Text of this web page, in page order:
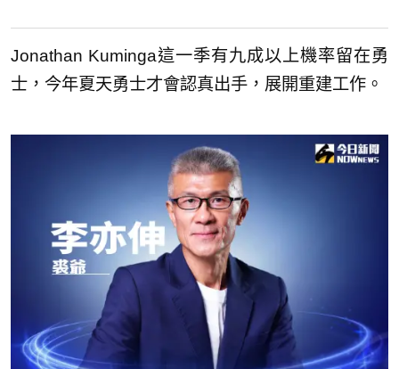
Jonathan Kuminga這一季有九成以上機率留在勇
士，今年夏天勇士才會認真出手，展開重建工作。